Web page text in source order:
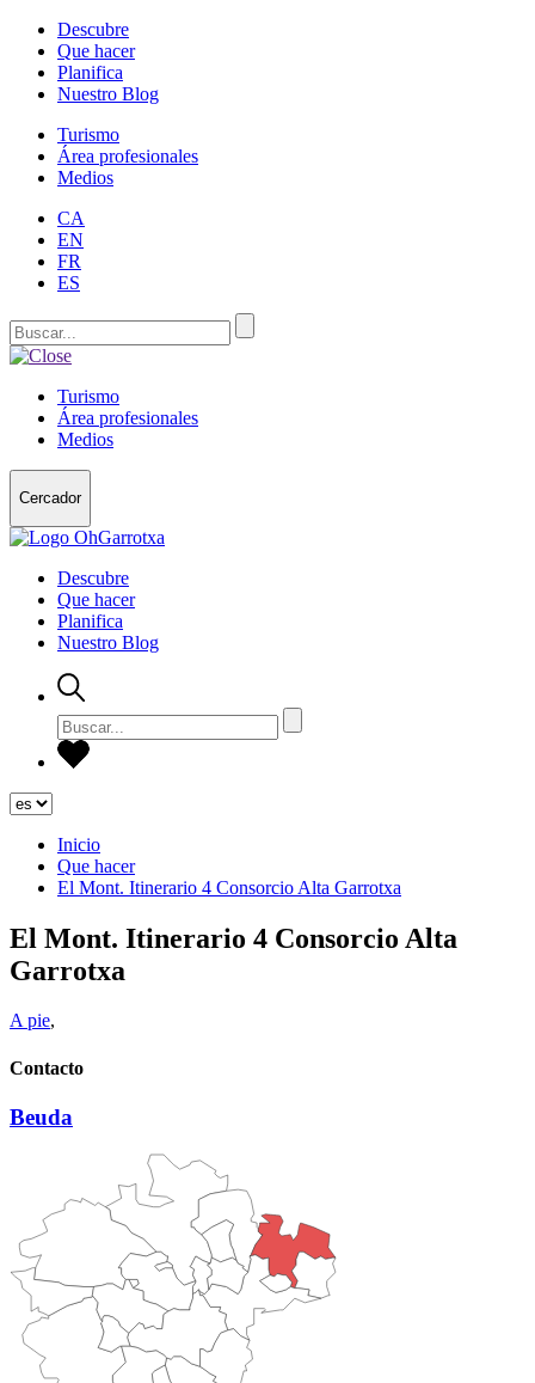
Descubre
Que hacer
Planifica
Nuestro Blog
Turismo
Área profesionales
Medios
CA
EN
FR
ES
Turismo
Área profesionales
Medios
Cercador
Descubre
Que hacer
Planifica
Nuestro Blog
Inicio
Que hacer
El Mont. Itinerario 4 Consorcio Alta Garrotxa
El Mont. Itinerario 4 Consorcio Alta
Garrotxa
A pie,
Contacto
Beuda